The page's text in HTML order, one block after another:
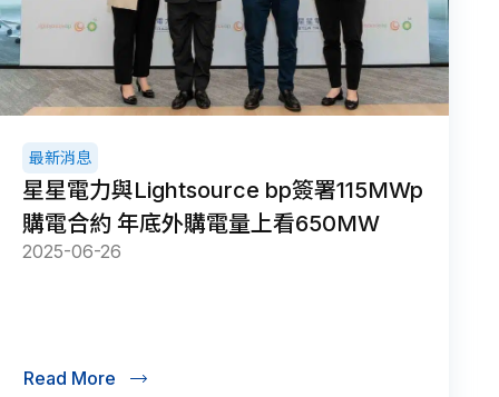
最新消息
星星電力與Lightsource bp簽署115MWp
購電合約 年底外購電量上看650MW
2025-06-26
Read More